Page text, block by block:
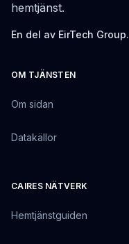
hemtjänst.
En del av EirTech Group.
OM TJÄNSTEN
Om sidan
Datakällor
CAIRES NÄTVERK
Hemtjänstguiden